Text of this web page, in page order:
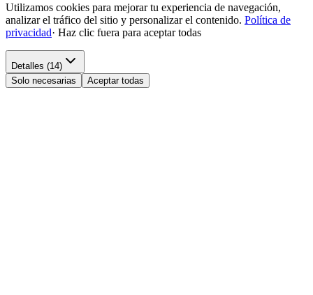
Utilizamos cookies para mejorar tu experiencia de navegación,
analizar el tráfico del sitio y personalizar el contenido. Política de
privacidad· Haz clic fuera para aceptar todas
Detalles (14)
Solo necesarias
Aceptar todas